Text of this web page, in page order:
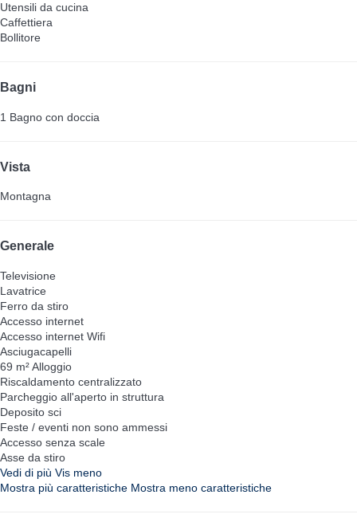
Utensili da cucina
Caffettiera
Bollitore
Bagni
1 Bagno con doccia
Vista
Montagna
Generale
Televisione
Lavatrice
Ferro da stiro
Accesso internet
Accesso internet Wifi
Asciugacapelli
69 m² Alloggio
Riscaldamento centralizzato
Parcheggio all'aperto in struttura
Deposito sci
Feste / eventi non sono ammessi
Accesso senza scale
Asse da stiro
Vedi di più Vis meno
Mostra più caratteristiche Mostra meno caratteristiche